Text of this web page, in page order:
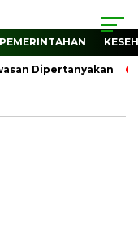
PEMERINTAHAN
Dipertanyakan